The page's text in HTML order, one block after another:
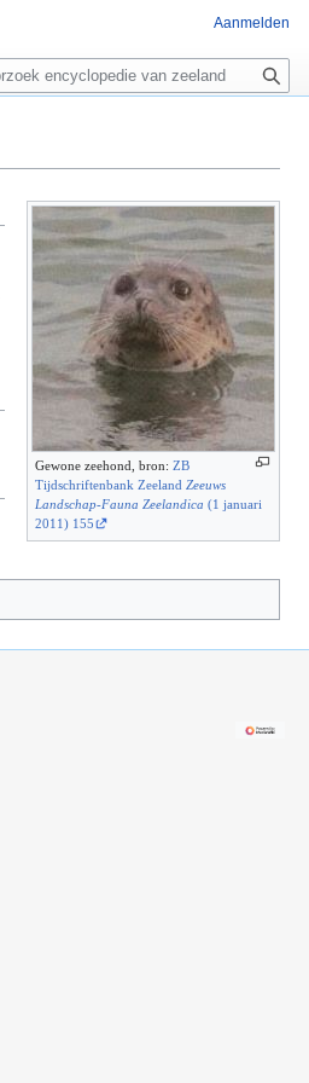
Gewone zeehond, bron: ZB
Tijdschriftenbank Zeeland Zeeuws
Landschap-Fauna Zeelandica (1 januari
2011) 155
Aanmelden